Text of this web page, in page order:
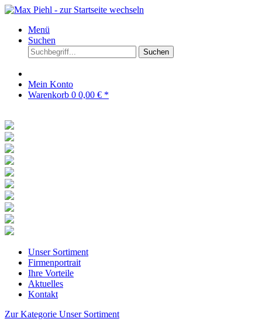
Menü
Suchen
Suchen
Mein Konto
Warenkorb 0 0,00 € *
Unser Sortiment
Firmenportrait
Ihre Vorteile
Aktuelles
Kontakt
Zur Kategorie Unser Sortiment